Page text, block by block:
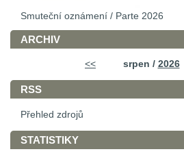
Smuteční oznámení / Parte 2026
ARCHIV
<< srpen / 2026
RSS
Přehled zdrojů
STATISTIKY